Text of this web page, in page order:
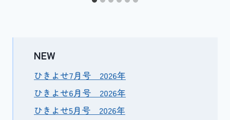
NEW
ひきよせ7月号 2026年
ひきよせ6月号 2026年
ひきよせ5月号 2026年